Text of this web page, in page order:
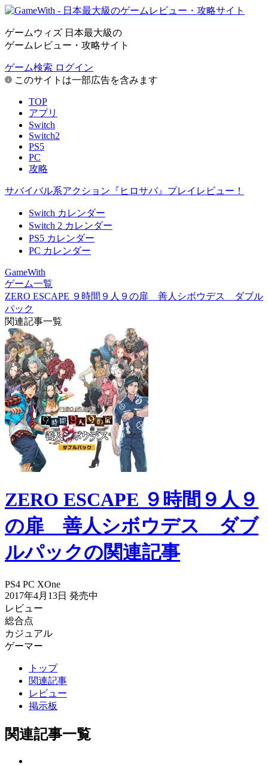
ゲームウィズ 日本最大級の
ゲームレビュー・攻略サイト
ゲーム検索 ログイン
このサイトは一部広告を含みます
TOP
アプリ
Switch
Switch2
PS5
PC
攻略
サバイバル系アクション『ヒロサバ』プレイレビュー！
Switch カレンダー
Switch 2 カレンダー
PS5 カレンダー
PC カレンダー
GameWith
ゲーム一覧
ZERO ESCAPE ９時間９人９の扉 善人シボウデス ダブル
パック
関連記事一覧
ZERO ESCAPE ９時間９人９
の扉 善人シボウデス ダブ
ルパックの関連記事
PS4 PC XOne
2017年4月13日 発売中
レビュー
総合点
カジュアル
ゲーマー
トップ
関連記事
レビュー
掲示板
関連記事一覧